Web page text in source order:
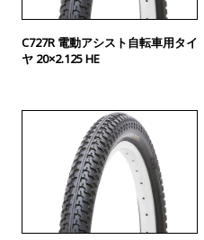
C727R 電動アシスト自転車用タイ
ヤ 20×2.125 HE